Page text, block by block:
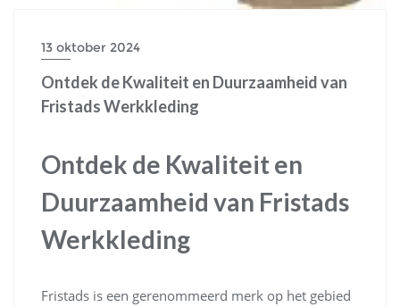
13 oktober 2024
Ontdek de Kwaliteit en Duurzaamheid van
Fristads Werkkleding
Ontdek de Kwaliteit en
Duurzaamheid van Fristads
Werkkleding
Fristads is een gerenommeerd merk op het gebied